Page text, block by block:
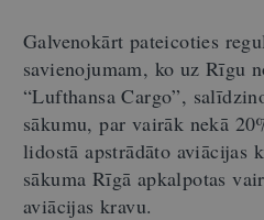
Galvenokārt pateicoties
savienojumam, ko uz Rīgu
“Lufthansa Cargo”,
sākumu, par vairāk nekā
lidostā apstrādāto aviācijas
sākuma Rīgā apkalpotas
aviācijas kravu.